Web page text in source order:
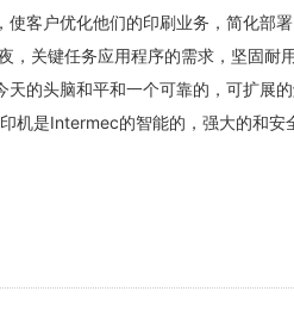
使客户优化他们的印刷业务，简化部
，关键任务应用程序的需求，坚固耐
天的头脑和平和一个可靠的，可扩展
机是Intermec的智能的，强大的和安